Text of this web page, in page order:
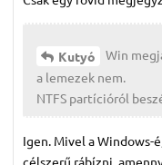
Kutyó
Win
a lemezek nem.
NTFS partícióról
Igen. Mivel a Windows-
célszerű rábízni,